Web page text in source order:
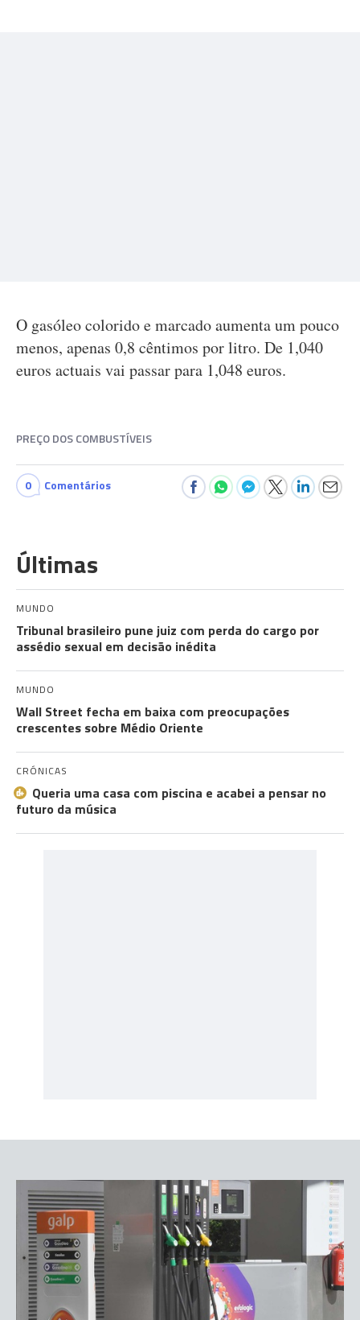
O gasóleo colorido e marcado aumenta um pouco
menos, apenas 0,8 cêntimos por litro. De 1,040
euros actuais vai passar para 1,048 euros.
PREÇO DOS COMBUSTÍVEIS
0 Comentários
Últimas
MUNDO
Tribunal brasileiro pune juiz com perda do cargo por
assédio sexual em decisão inédita
MUNDO
Wall Street fecha em baixa com preocupações
crescentes sobre Médio Oriente
CRÓNICAS
Queria uma casa com piscina e acabei a pensar no
futuro da música